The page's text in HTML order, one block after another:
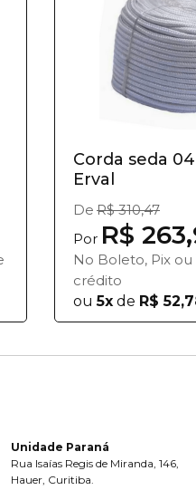
Corda seda
Erval
De R$ 310,47
Por R$
No Boleto, Pix ou
crédito
ou5x de R$
Unidade Paraná
Rua Isaías Regis de Miranda, 146,
Hauer, Curitiba.